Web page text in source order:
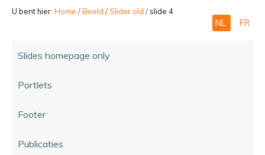
zoeken...
U bent hier: Home /Beeld /Slider old / slide 4
NL FR
Slides homepage only
Portlets
Footer
Publicaties